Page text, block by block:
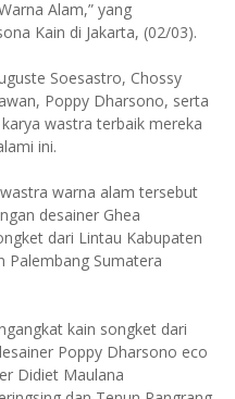
Alam,” yang
Kain di Jakarta, (02/03).
Soesastro, Chossy
Poppy Dharsono, serta
wastra terbaik mereka
ini.
warna alam tersebut
desainer Ghea
dari Lintau Kabupaten
Palembang Sumatera
kain songket dari
Poppy Dharsono eco
Didiet Maulana